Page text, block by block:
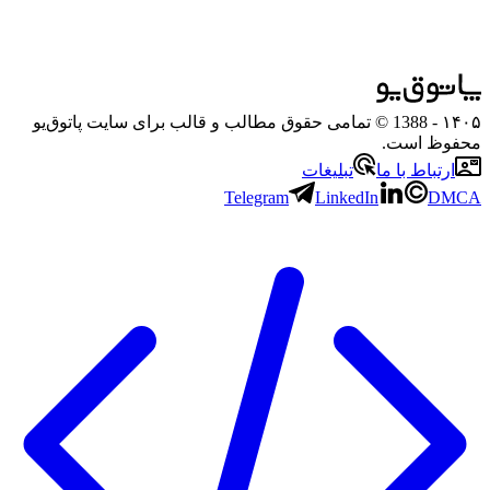
۱۴۰۵
- 1388 © تمامی حقوق مطالب و قالب برای سایت پاتوق‌یو
محفوظ است.
ارتباط با ما
تبلیغات
Telegram
LinkedIn DMCA